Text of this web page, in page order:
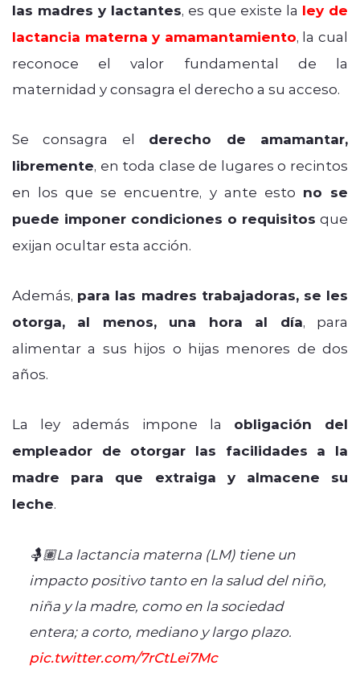
las madres y lactantes, es que existe la ley de
lactancia materna y amamantamiento, la cual
reconoce el valor fundamental de la
maternidad y consagra el derecho a su acceso.
Se consagra el derecho de amamantar,
libremente, en toda clase de lugares o recintos
en los que se encuentre, y ante esto no se
puede imponer condiciones o requisitos que
exijan ocultar esta acción.
Además, para las madres trabajadoras, se les
otorga, al menos, una hora al día, para
alimentar a sus hijos o hijas menores de dos
años.
La ley además impone la obligación del
empleador de otorgar las facilidades a la
madre para que extraiga y almacene su
leche.
🤱🏽La lactancia materna (LM) tiene un
impacto positivo tanto en la salud del niño,
niña y la madre, como en la sociedad
entera; a corto, mediano y largo plazo.
pic.twitter.com/7rCtLei7Mc